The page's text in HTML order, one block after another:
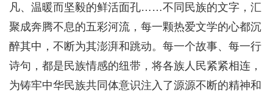
凡、温暖而坚毅的鲜活面孔……不同民族的文字，汇
聚成奔腾不息的五彩河流，每一颗热爱文学的心都沉
醉其中，不断为其澎湃和跳动。每一个故事、每一行
诗句，都是民族情感的纽带，将各族人民紧紧相连，
为铸牢中华民族共同体意识注入了源源不断的精神和